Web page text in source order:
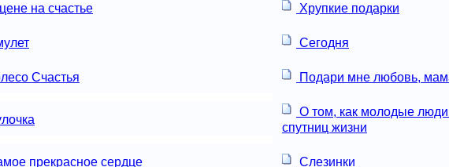
на счастье Хрупкие подарки
Сегодня
Счастья Подари мне любовь,
О том, как молодые
спутниц жизни
прекрасное сердце Слезинки